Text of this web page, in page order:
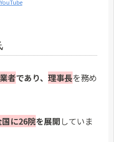
YouTube
者であり、 理事長を務め
に26院を展開 していま